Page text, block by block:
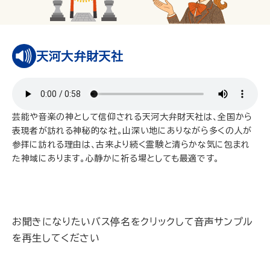
天河大弁財天社
芸能や音楽の神として信仰される天河大弁財天社は、全国から
表現者が訪れる神秘的な社。山深い地にありながら多くの人が
参拝に訪れる理由は、古来より続く霊験と清らかな気に包まれ
た神域にあります。心静かに祈る場としても最適です。
お聞きになりたいバス停名をクリックして音声サンプル
を再生してください